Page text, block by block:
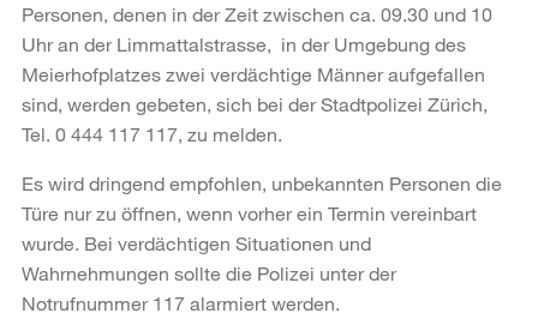
Personen, denen in der Zeit zwischen ca. 09.30 und 10
Uhr an der Limmattalstrasse, in der Umgebung des
Meierhofplatzes zwei verdächtige Männer aufgefallen
sind, werden gebeten, sich bei der Stadtpolizei Zürich,
Tel. 0 444 117 117, zu melden.
Es wird dringend empfohlen, unbekannten Personen die
Türe nur zu öffnen, wenn vorher ein Termin vereinbart
wurde. Bei verdächtigen Situationen und
Wahrnehmungen sollte die Polizei unter der
Notrufnummer 117 alarmiert werden.